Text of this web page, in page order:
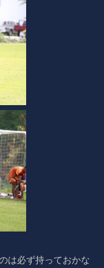
は必ず持っておかな